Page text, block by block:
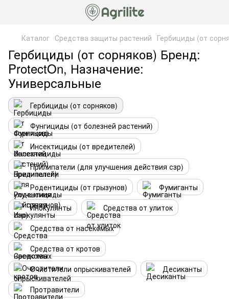
Каталог Средства защиты растений Гербициды (от
Гербициды (от сорняков) Бренд:
ProtectOn, Назначение:
Универсальные
Гербициды (от сорняков)
Фунгициды (от болезней растений)
Инсектициды (от вредителей)
Прилипатели (для улучшения действия сзр)
Родентициды (от грызунов)
Фумиганты
Инокулянты
Средства от улиток
Средства от насекомых
Средства от кротов
Очистители опрыскивателей
Десиканты
Протравители